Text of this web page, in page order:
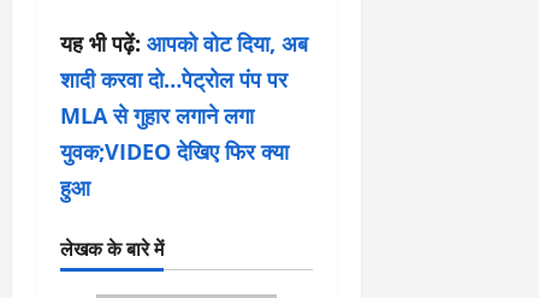
यह भी पढ़ें: आपको वोट दिया, अब
शादी करवा दो…पेट्रोल पंप पर
MLA से गुहार लगाने लगा
युवक;VIDEO देखिए फिर क्या
हुआ
लेखक के बारे में